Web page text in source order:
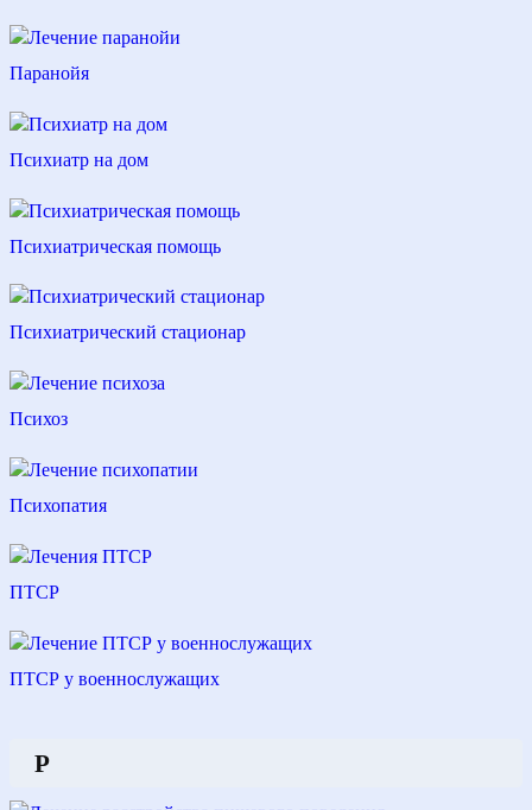
Паранойя
Психиатр на дом
Психиатрическая помощь
Психиатрический стационар
Психоз
Психопатия
ПТСР
ПТСР у военнослужащих
Р